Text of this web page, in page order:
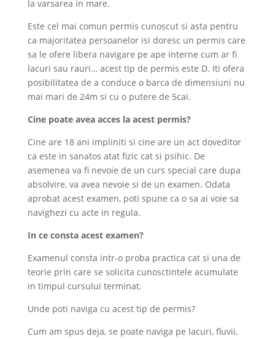
la varsarea in mare.
Este cel mai comun permis cunoscut si asta pentru
ca majoritatea persoanelor isi doresc un permis care
sa le ofere libera navigare pe ape interne cum ar fi
lacuri sau rauri… acest tip de permis este D. Iti ofera
posibilitatea de a conduce o barca de dimensiuni nu
mai mari de 24m si cu o putere de 5cai.
Cine poate avea acces la acest permis?
Cine are 18 ani impliniti si cine are un act doveditor
ca este in sanatos atat fizic cat si psihic. De
asemenea va fi nevoie de un curs special care dupa
absolvire, va avea nevoie si de un examen. Odata
aprobat acest examen, poti spune ca o sa ai voie sa
navighezi cu acte in regula.
In ce consta acest examen?
Examenul consta intr-o proba practica cat si una de
teorie prin care se solicita cunosctintele acumulate
in timpul cursului terminat.
Unde poti naviga cu acest tip de permis?
Cum am spus deja, se poate naviga pe lacuri, fluvii,